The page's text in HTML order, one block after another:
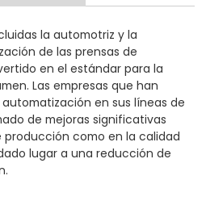
la automotriz y la
de las prensas de
en el estándar para la
Las empresas que han
en sus líneas de
de mejoras significativas
como en la calidad
lugar a una reducción de